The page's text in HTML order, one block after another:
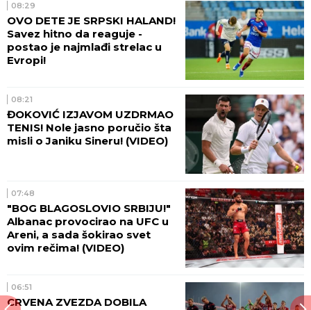
08:29
OVO DETE JE SRPSKI HALAND!
Savez hitno da reaguje -
postao je najmlađi strelac u
Evropi!
08:21
ĐOKOVIĆ IZJAVOM UZDRMAO
TENIS! Nole jasno poručio šta
misli o Janiku Sineru! (VIDEO)
07:48
"BOG BLAGOSLOVIO SRBIJU!"
Albanac provocirao na UFC u
Areni, a sada šokirao svet
ovim rečima! (VIDEO)
06:51
CRVENA ZVEZDA DOBILA